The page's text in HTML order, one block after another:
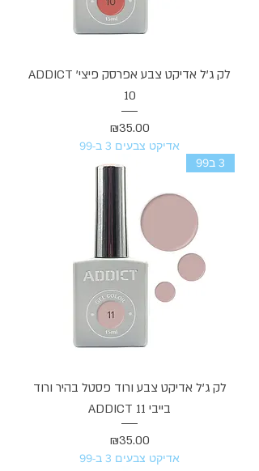
לק ג'ל אדיקט צבע אפרסק פיצי' ADDICT
10
מחיר
₪35.00
אדיקט צבעים 3 ב-99
3 ב99
לק ג'ל אדיקט צבע ורוד פסטל בהיר ורוד
בייבי ADDICT 11
מחיר
₪35.00
אדיקט צבעים 3 ב-99